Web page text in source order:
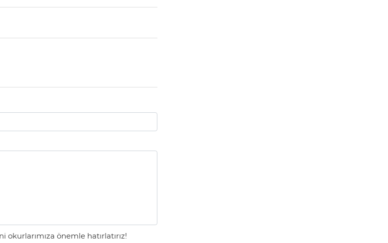
önemle hatırlatırız!